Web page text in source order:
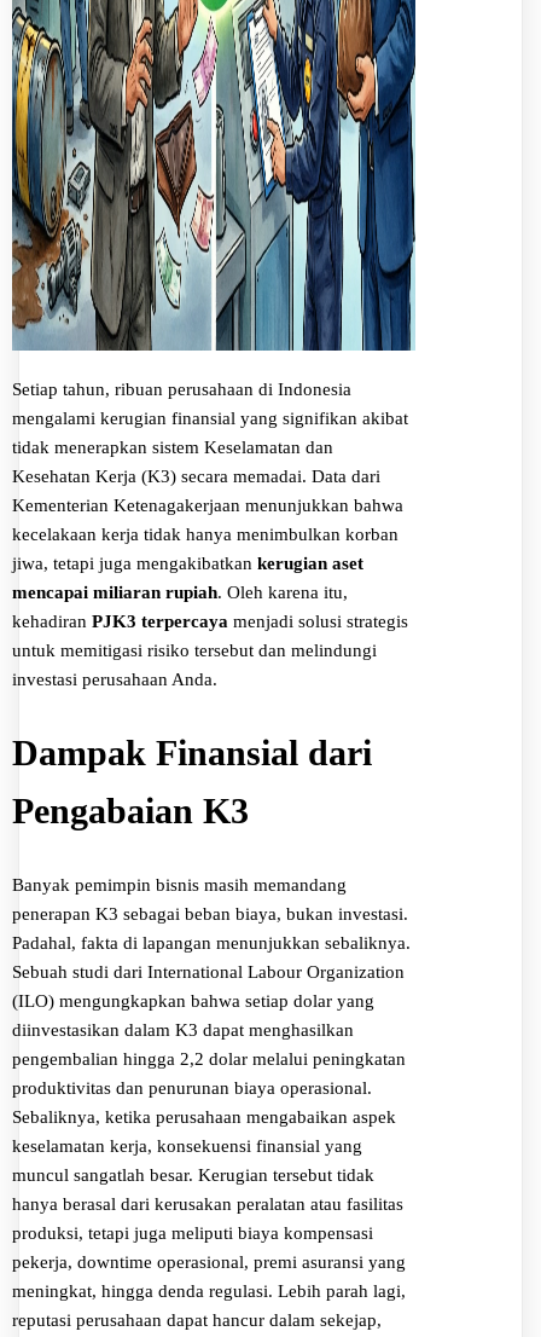
Setiap tahun, ribuan perusahaan di Indonesia
mengalami kerugian finansial yang signifikan akibat
tidak menerapkan sistem Keselamatan dan
Kesehatan Kerja (K3) secara memadai. Data dari
Kementerian Ketenagakerjaan menunjukkan bahwa
kecelakaan kerja tidak hanya menimbulkan korban
jiwa, tetapi juga mengakibatkan kerugian aset
mencapai miliaran rupiah. Oleh karena itu,
kehadiran PJK3 terpercaya menjadi solusi strategis
untuk memitigasi risiko tersebut dan melindungi
investasi perusahaan Anda.
Dampak Finansial dari
Pengabaian K3
Banyak pemimpin bisnis masih memandang
penerapan K3 sebagai beban biaya, bukan investasi.
Padahal, fakta di lapangan menunjukkan sebaliknya.
Sebuah studi dari International Labour Organization
(ILO) mengungkapkan bahwa setiap dolar yang
diinvestasikan dalam K3 dapat menghasilkan
pengembalian hingga 2,2 dolar melalui peningkatan
produktivitas dan penurunan biaya operasional.
Sebaliknya, ketika perusahaan mengabaikan aspek
keselamatan kerja, konsekuensi finansial yang
muncul sangatlah besar. Kerugian tersebut tidak
hanya berasal dari kerusakan peralatan atau fasilitas
produksi, tetapi juga meliputi biaya kompensasi
pekerja, downtime operasional, premi asuransi yang
meningkat, hingga denda regulasi. Lebih parah lagi,
reputasi perusahaan dapat hancur dalam sekejap,